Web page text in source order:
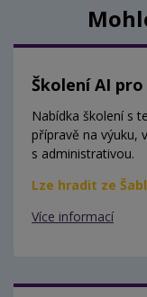
Školení AI
Nabídka školení s
přípravě na výuku,
s administrativou.
Lze hradit ze
Více informací